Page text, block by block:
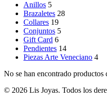
Anillos 5
Brazaletes 28
Collares 19
Conjuntos 5
Gift Card 6
Pendientes 14
Piezas Arte Veneciano 4
No se han encontrado
© 2026 Lis Joyas. Todos los